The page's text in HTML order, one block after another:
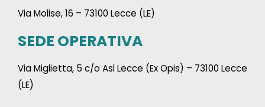
Via Molise, 16 – 73100 Lecce (LE)
SEDE OPERATIVA
Via Miglietta, 5 c/o Asl Lecce (Ex Opis) – 73100 Lecce
(LE)